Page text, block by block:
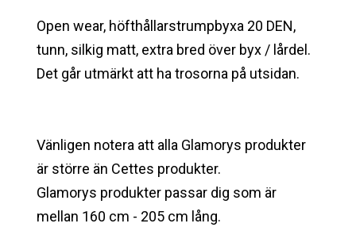
Open wear, höfthållarstrumpbyxa 20 DEN,
tunn, silkig matt, extra bred över byx / lårdel.
Det går utmärkt att ha trosorna på utsidan.
Vänligen notera att alla Glamorys produkter
är större än Cettes produkter.
Glamorys produkter passar dig som är
mellan 160 cm - 205 cm lång.